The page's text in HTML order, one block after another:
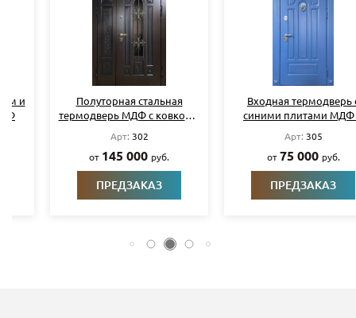
Полуторная стальная
термодверь МДФ с ковкой и
145 000руб.
ПРЕДЗАКАЗ
Входная термодверь с
синими плитами МДФ и
75 000руб.
ПРЕДЗАКАЗ